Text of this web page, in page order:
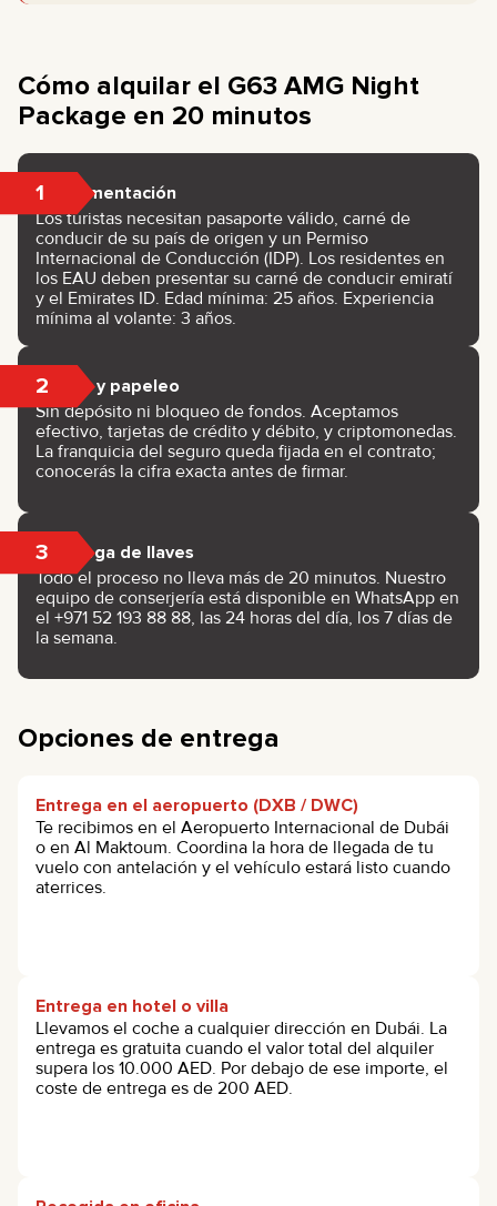
Cómo alquilar el G63 AMG Night
Package en 20 minutos
1 Documentación
Los turistas necesitan pasaporte válido, carné de
conducir de su país de origen y un Permiso
Internacional de Conducción (IDP). Los residentes en
los EAU deben presentar su carné de conducir emiratí
y el Emirates ID. Edad mínima: 25 años. Experiencia
mínima al volante: 3 años.
2 Pago y papeleo
Sin depósito ni bloqueo de fondos. Aceptamos
efectivo, tarjetas de crédito y débito, y criptomonedas.
La franquicia del seguro queda fijada en el contrato;
conocerás la cifra exacta antes de firmar.
3 Entrega de llaves
Todo el proceso no lleva más de 20 minutos. Nuestro
equipo de conserjería está disponible en WhatsApp en
el +971 52 193 88 88, las 24 horas del día, los 7 días de
la semana.
Opciones de entrega
Entrega en el aeropuerto (DXB / DWC)
Te recibimos en el Aeropuerto Internacional de Dubái
o en Al Maktoum. Coordina la hora de llegada de tu
vuelo con antelación y el vehículo estará listo cuando
aterrices.
Entrega en hotel o villa
Llevamos el coche a cualquier dirección en Dubái. La
entrega es gratuita cuando el valor total del alquiler
supera los 10.000 AED. Por debajo de ese importe, el
coste de entrega es de 200 AED.